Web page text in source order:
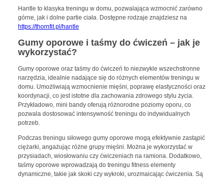
Hantle to klasyka treningu w domu, pozwalająca wzmocnić zarówno
górne, jak i dolne partie ciała. Dostępne rodzaje znajdziesz na
https://thornfit.pl/hantle
Gumy oporowe i taśmy do ćwiczeń – jak je
wykorzystać?
Gumy oporowe oraz taśmy do ćwiczeń to niezwykle wszechstronne
narzędzia, idealnie nadające się do różnych elementów treningu w
domu. Umożliwiają wzmocnienie mięśni, poprawę elastyczności oraz
koordynacji, co jest istotne dla zachowania zdrowego stylu życia.
Przykładowo, mini bandy oferują różnorodne poziomy oporu, co
pozwala dostosować intensywność treningu do indywidualnych
potrzeb.
Podczas treningu siłowego gumy oporowe mogą efektywnie zastąpić
ciężarki, angażując różne grupy mięśni. Można je wykorzystać w
przysiadach, wiosłowaniu czy ćwiczeniach na ramiona. Dodatkowo,
taśmy oporowe wprowadzają do treningu fitness elementy
dynamiczne, takie jak skoki czy wykroki, urozmaicając ćwiczenia. Są